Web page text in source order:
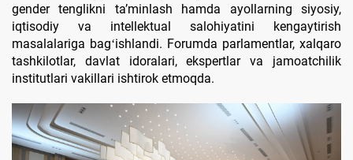
gender tenglikni taʼminlash hamda ayollarning siyosiy,
iqtisodiy va intellektual salohiyatini kengaytirish
masalalariga bagʻishlandi. Forumda parlamentlar, xalqaro
tashkilotlar, davlat idoralari, ekspertlar va jamoatchilik
institutlari vakillari ishtirok etmoqda.